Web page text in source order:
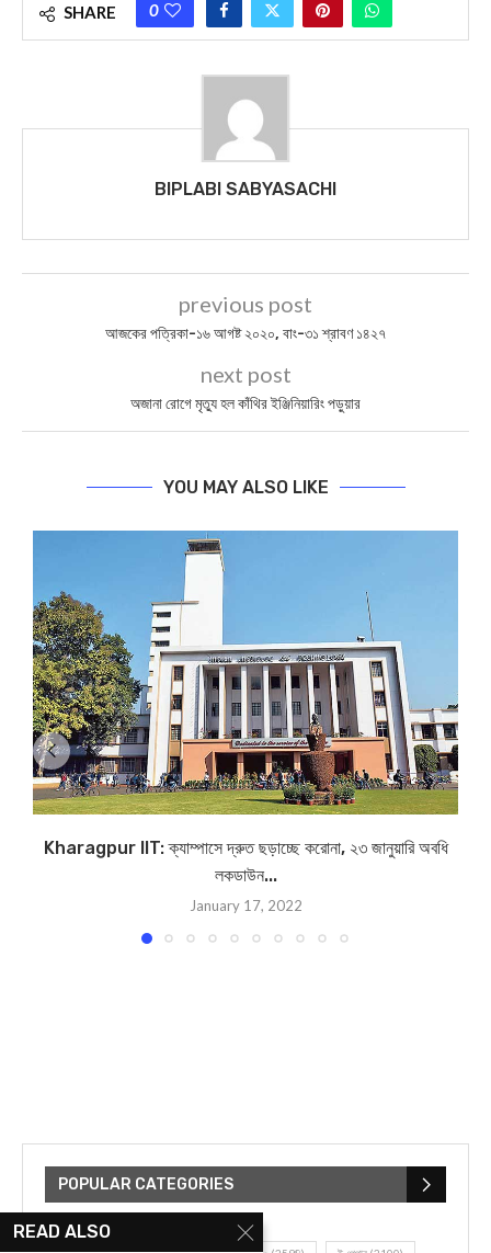
SHARE 0
BIPLABI SABYASACHI
previous post
আজকের পত্রিকা-১৬ আগষ্ট ২০২০, বাং-৩‍১ শ্রাবণ ১৪২৭
next post
অজানা রোগে মৃত্যু হল কাঁথির ইঞ্জিনিয়ারিং পড়ুয়ার
YOU MAY ALSO LIKE
Kharagpur IIT: ক্যাম্পাসে দ্রুত ছড়াচ্ছে করোনা, ২৩ জ‍ানুয়ারি অবধি
লকডাউন...
January 17, 2022
POPULAR CATEGORIES
READ ALSO